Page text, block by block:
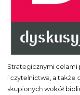
Strategicznymi celami
i czytelnictwa, a także
skupionych wokół